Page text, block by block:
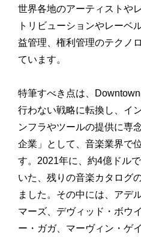
世界各地のアーティストや
トリビューションやレーベ
益管理、権利管理のテクノ
ています。
特筆すべき点は、
行わない戦略に転換し、イ
ンフラやツールの提供に専
企業」として、音楽業界で
す。2021年に、約4億ドル
いた、残りの音楽カタログ
ました。その中には、アデ
マーズ、デヴィッド・ボウ
ー・ガガ、マーヴィン・ゲ